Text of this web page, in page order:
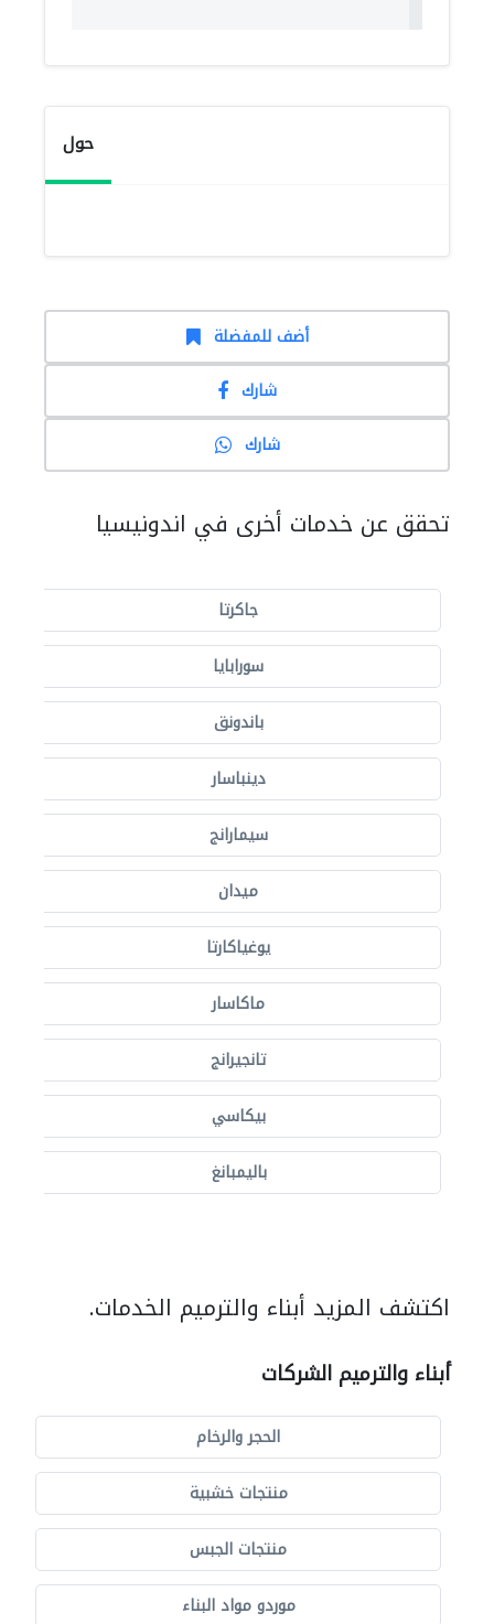
حول
أضف للمفضلة
شارك
شارك
تحقق عن خدمات أخرى في اندونيسيا
جاكرتا
سورابايا
باندونق
دينباسار
سيمارانج
ميدان
يوغياكارتا
ماكاسار
تانجيرانج
بيكاسي
باليمبانغ
اكتشف المزيد أبناء والترميم الخدمات.
أبناء والترميم الشركات
الحجر والرخام
منتجات خشبية
منتجات الجبس
موردو مواد البناء